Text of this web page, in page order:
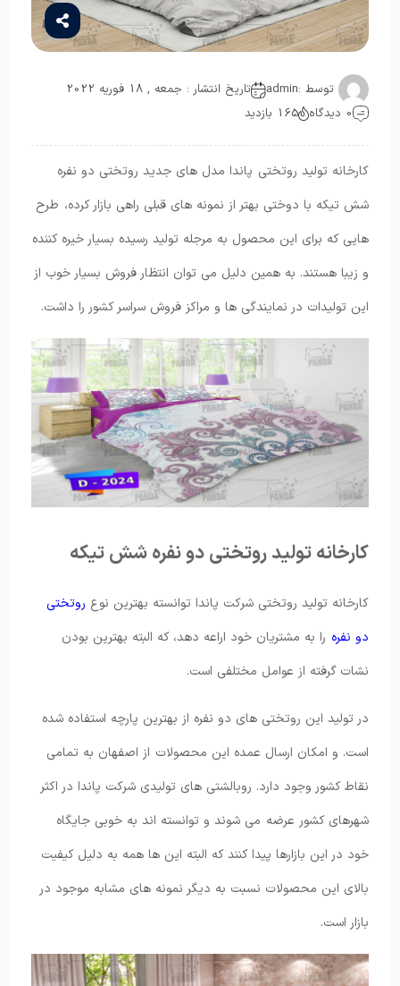
توسط :admin
تاریخ انتشار : جمعه , 18 فوریه 2022
0 دیدگاه
165 بازدید
کارخانه تولید روتختی پاندا مدل های جدید روتختی دو نفره
شش تیکه با دوختی بهتر از نمونه های قبلی راهی بازار کرده، طرح
هایی که برای این محصول به مرجله تولید رسیده بسیار خیره کننده
و زیبا هستند. به همین دلیل می توان انتظار فروش بسیار خوب از
این تولیدات در نمایندگی ها و مراکز فروش سراسر کشور را داشت.
کارخانه تولید روتختی دو نفره شش تیکه
کارخانه تولید روتختی شرکت پاندا توانسته بهترین نوع روتختی
دو نفره را به مشتریان خود اراعه دهد، که البته بهترین بودن
نشات گرفته از عوامل مختلفی است.
در تولید این روتختی های دو نفره از بهترین پارچه استفاده شده
است. و امکان ارسال عمده این محصولات از اصفهان به تمامی
نقاط کشور وجود دارد. روبالشتی های تولیدی شرکت پاندا در اکثر
شهرهای کشور عرضه می شوند و توانسته اند به خوبی جایگاه
خود در این بازارها پیدا کنند که البته این ها همه به دلیل کیفیت
بالای این محصولات نسبت به دیگر نمونه های مشابه موجود در
بازار است.